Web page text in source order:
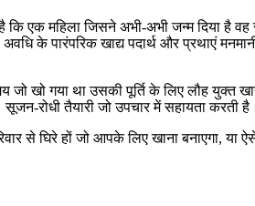
एक महिला जिसने अभी-अभी जन्म दिया है वह
के पारंपरिक खाद्य पदार्थ और प्रथाएं
खो गया था उसकी पूर्ति के लिए लौह युक्त
रोधी तैयारी जो उपचार में सहायता करती है।
से घिरे हों जो आपके लिए खाना बनाएगा, या